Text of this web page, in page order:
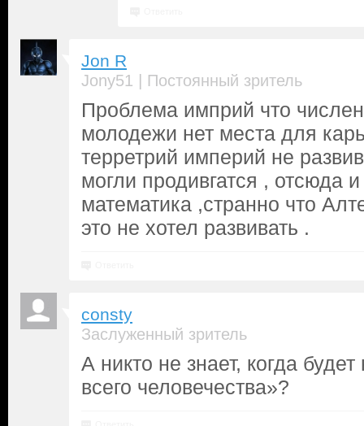
Jon R
Jony51 | Постоянный зритель
Проблема имприй что
молодежи нет места для
терретрий империй не
могли продивгатся , отсюда
математика ,странно что
это не хотел развивать .
consty
Заслуженный зритель
А никто не знает, когда
всего человечества»?